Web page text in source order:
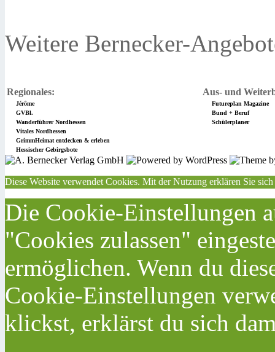
Weitere Bernecker-
Regionales: Aus- und
Jérôme
Futureplan Magazine
GVBl.
Bund + Beruf
Wanderführer Nordhessen
Schülerplaner
Vitales Nordhessen
GrimmHeimat entdecken & erleben
Hessischer Gebirgsbote
Diese Website verwendet Cookies. Mit der Nutzung erklären Sie
Die Cookie-Einstellungen
"Cookies zulassen"
ermöglichen. Wenn du
Cookie-Einstellungen
klickst, erklärst du sich